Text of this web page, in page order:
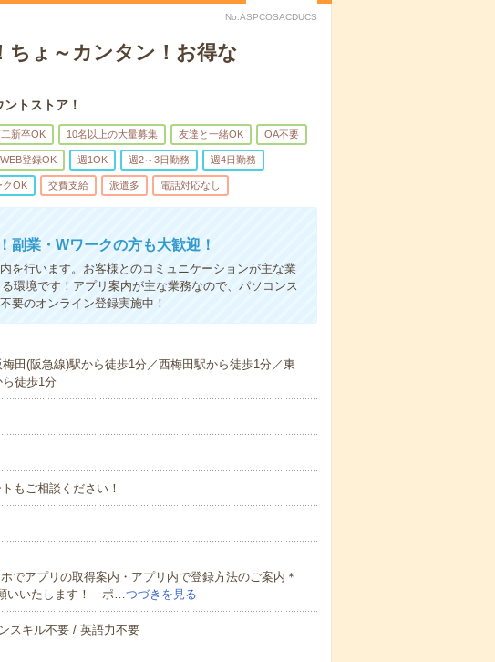
No.ASPCOSACDUCS
ちょ～カンタン！お得な
トストア！
新卒OK 10名以上の大量募集 友達と一緒OK OA不要
WEB登録OK 週1OK 週2～3日勤務 週4日勤務
クOK 交費支給 派遣多 電話対応なし
副業・Wワークの方も大歓迎！
を行います。お客様とのコミュニケーションが主な業
環境です！アプリ案内が主な業務なので、パソコンス
要のオンライン登録実施中！
田(阪急線)駅から徒歩1分／西梅田駅から徒歩1分／東
徒歩1分
もご相談ください！
でアプリの取得案内・アプリ内で登録方法のご案内＊
いいたします！ ポ…つづきを見る
スキル不要 / 英語力不要